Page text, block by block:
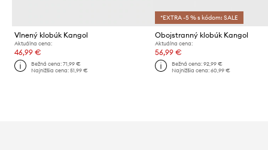
Vlnený klobúk Kangol
Aktuálna cena:
46,99 €
Bežná cena:71,99 €
Najnižšia cena:51,99 €
*EXTRA -5 % s kódom: SALE
Obojstranný klobúk Kangol
Aktuálna cena:
56,99 €
Bežná cena: 92,99 €
Najnižšia cena: 60,99 €